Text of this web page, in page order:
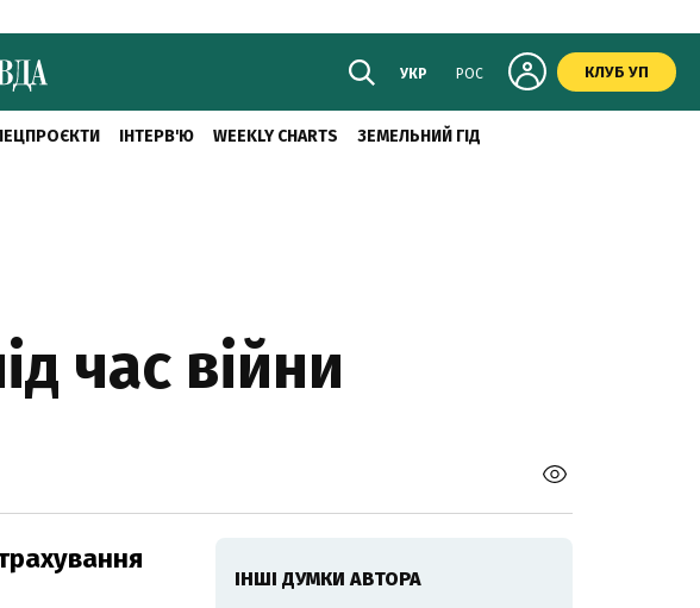
УКР РОС КЛУБ УП
ІНТЕРВ'Ю WEEKLY CHARTS ЗЕМЕЛЬНИЙ ГІД
час війни
ІНШІ ДУМКИ АВТОРА